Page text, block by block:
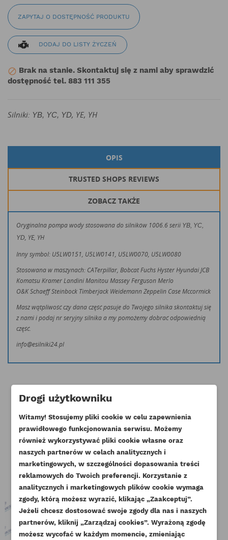
UTWÓRZ LISTĘ ŻYCZEŃ
ZALOGUJ SIĘ
ZAPYTAJ O DOSTĘPNOŚĆ PRODUKTU
DODAJ DO LISTY ŻYCZEŃ
 Brak na stanie. Skontaktuj się z nami aby sprawdzić
dostępność tel. 883 111 355
Silniki: YB, YC, YD, YE, YH
OPIS
TRUSTED SHOPS REVIEWS
ZOBACZ TAKŻE
Oryginalna pompa wody stosowana do silników 1006.6 serii YB, YC,
YD, YE, YH
Inny symbol: U5LW0151, U5LW0141, U5LW0070, U5LW0080
Stosowana w maszynach: CATerpillar, Bobcat Fuchs Hyster Hyundai JCB
Komatsu Kramer Landini Manitou Massey Ferguson Merlo
O&K Schaeff Steinbock Timberjack Weidemann Zeppelin Case Mccormick
Masz wątpliwość czy dana część pasuje do Twojego silnika skontaktuj się
z nami i podaj nr seryjny silnika a my pomożemy dobrać odpowiednią
część.
info@esilniki24.pl
Klienci którzy zakupili ten produkt
kupili również:
Drogi użytkowniku
Witamy! Stosujemy pliki cookie w celu zapewnienia
prawidłowego funkcjonowania serwisu. Możemy
również wykorzystywać pliki cookie własne oraz
naszych partnerów w celach analitycznych i
marketingowych, w szczególności dopasowania treści
reklamowych do Twoich preferencji. Korzystanie z
analitycznych i marketingowych plików cookie wymaga
zgody, którą możesz wyrazić, klikając „Zaakceptuj”.
Jeżeli chcesz dostosować swoje zgody dla nas i naszych
partnerów, kliknij „Zarządzaj cookies”. Wyrażoną zgodę
możesz wycofać w każdym momencie, zmieniając